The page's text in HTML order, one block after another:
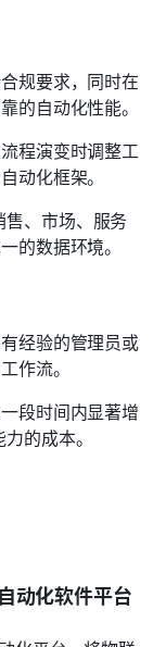
规要求，同时在
的自动化性能。
程演变时调整工
动化框架。
、市场、服务
的数据环境。
经验的管理员或
作流。
段时间内显著增
的成本。
动化软件平台